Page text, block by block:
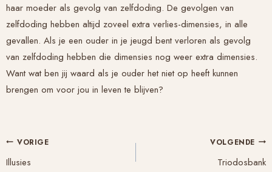
haar moeder als gevolg van zelfdoding. De gevolgen van
zelfdoding hebben altijd zoveel extra verlies-dimensies, in alle
gevallen. Als je een ouder in je jeugd bent verloren als gevolg
van zelfdoding hebben die dimensies nog weer extra dimensies.
Want wat ben jij waard als je ouder het niet op heeft kunnen
brengen om voor jou in leven te blijven?
Bericht
navigatie
VORIGE
Illusies
VOLGENDE
Triodosbank